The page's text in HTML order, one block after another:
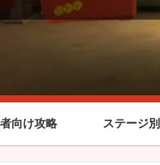
向け攻略 ステージ